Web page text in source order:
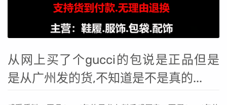
从网上买了个gucci的包说是正品但是
是从广州发的货,不知道是不是真的...